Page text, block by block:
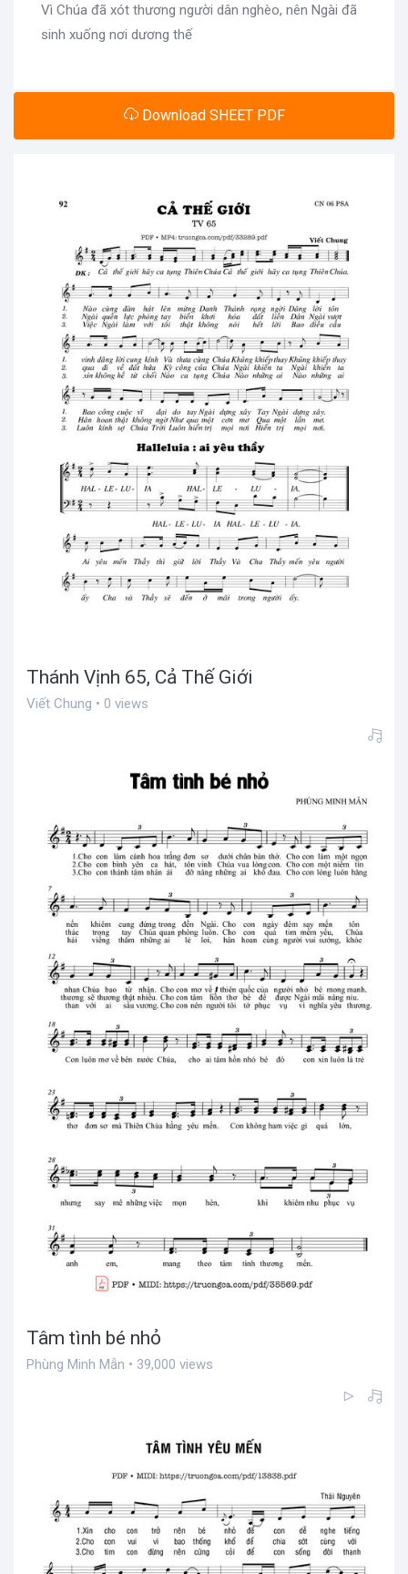
Vì Chúa đã xót thương người dân nghèo, nên Ngài đã
sinh xuống nơi dương thế
Download SHEET PDF
Thánh Vịnh 65, Cả Thế Giới
Viết Chung • 0 views
Tâm tình bé nhỏ
Phùng Minh Mẫn • 39,000 views